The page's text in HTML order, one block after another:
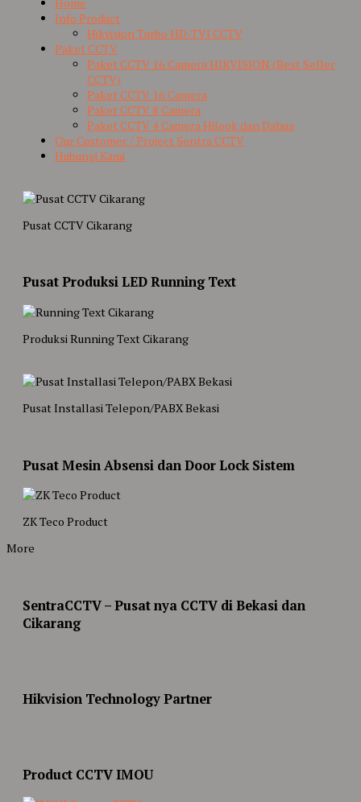
Info Product
Hikvision Turbo HD-TVI CCTV
Paket CCTV
Paket CCTV 16 Camera HIKVISION (Best Seller
CCTV)
Paket CCTV 16 Camera
Paket CCTV 8 Camera
Paket CCTV 4 Camera Hilook dan Dahua
Our Customer / Project Sentra CCTV
Hubungi Kami
Pusat CCTV Cikarang
Pusat Produksi LED Running Text
Produksi Running Text Cikarang
Pusat Installasi Telepon/PABX Bekasi
Pusat Mesin Absensi dan Door Lock Sistem
ZK Teco Product
More
SentraCCTV – Pusat nya CCTV di Bekasi dan
Cikarang
Hikvision Technology Partner
Product CCTV IMOU